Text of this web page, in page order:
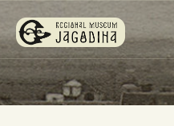
ЗАВИЧАЈНИ